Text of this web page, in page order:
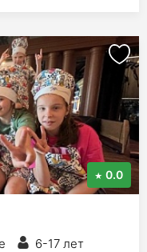
0.0
6-17 лет